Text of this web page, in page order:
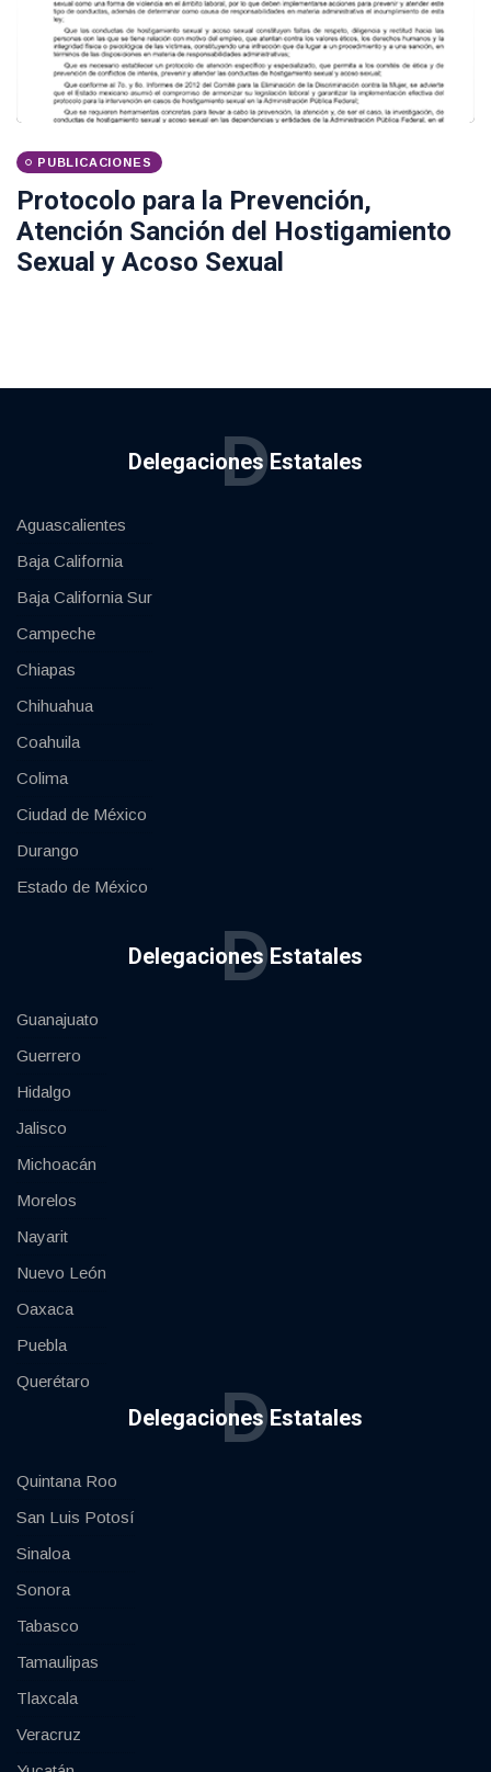
PUBLICACIONES
Protocolo para la Prevención,
Atención Sanción del Hostigamiento
Sexual y Acoso Sexual
Delegaciones Estatales
D
Aguascalientes
Baja California
Baja California Sur
Campeche
Chiapas
Chihuahua
Coahuila
Colima
Ciudad de México
Durango
Estado de México
Delegaciones Estatales
D
Guanajuato
Guerrero
Hidalgo
Jalisco
Michoacán
Morelos
Nayarit
Nuevo León
Oaxaca
Puebla
Querétaro
Delegaciones Estatales
D
Quintana Roo
San Luis Potosí
Sinaloa
Sonora
Tabasco
Tamaulipas
Tlaxcala
Veracruz